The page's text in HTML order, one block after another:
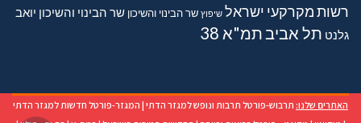
רשות מקרקעי ישראל שיפוץ שר הבינוי והשיכון שר הבינוי והשיכון יואב
גלנט תל אביבתמ"א 38
האתרים שלנו: תרבוש-פורטל תרבות ונופש למגזר הדתי | המגזר-פורטל חדשות למגזר הדתי